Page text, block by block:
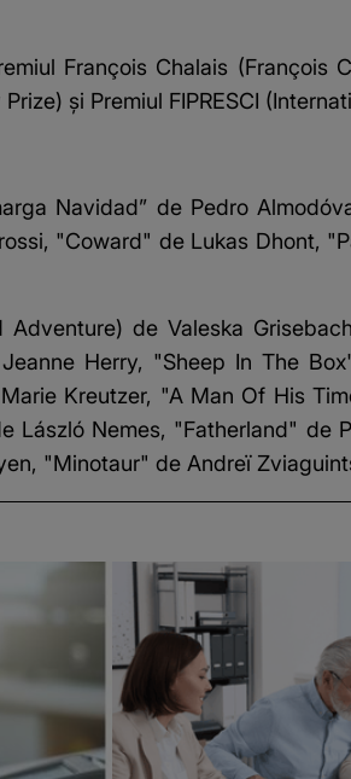
François Chalais (François
şi Premiul FIPRESCI
Navidad” de Pedro
"Coward" de Lukas Dhont,
de Valeska
Herry, "Sheep In The
Kreutzer, "A Man Of His
Nemes, "Fatherland" de
"Minotaur" de Andreï